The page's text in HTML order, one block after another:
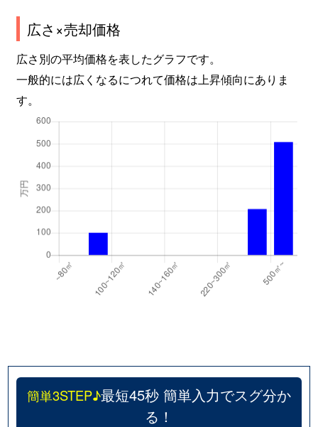
広さ×売却価格
広さ別の平均価格を表したグラフです。
一般的には広くなるにつれて価格は上昇傾向にありま
す。
簡単3STEP♪最短45秒 簡単入力でスグ分か
る！